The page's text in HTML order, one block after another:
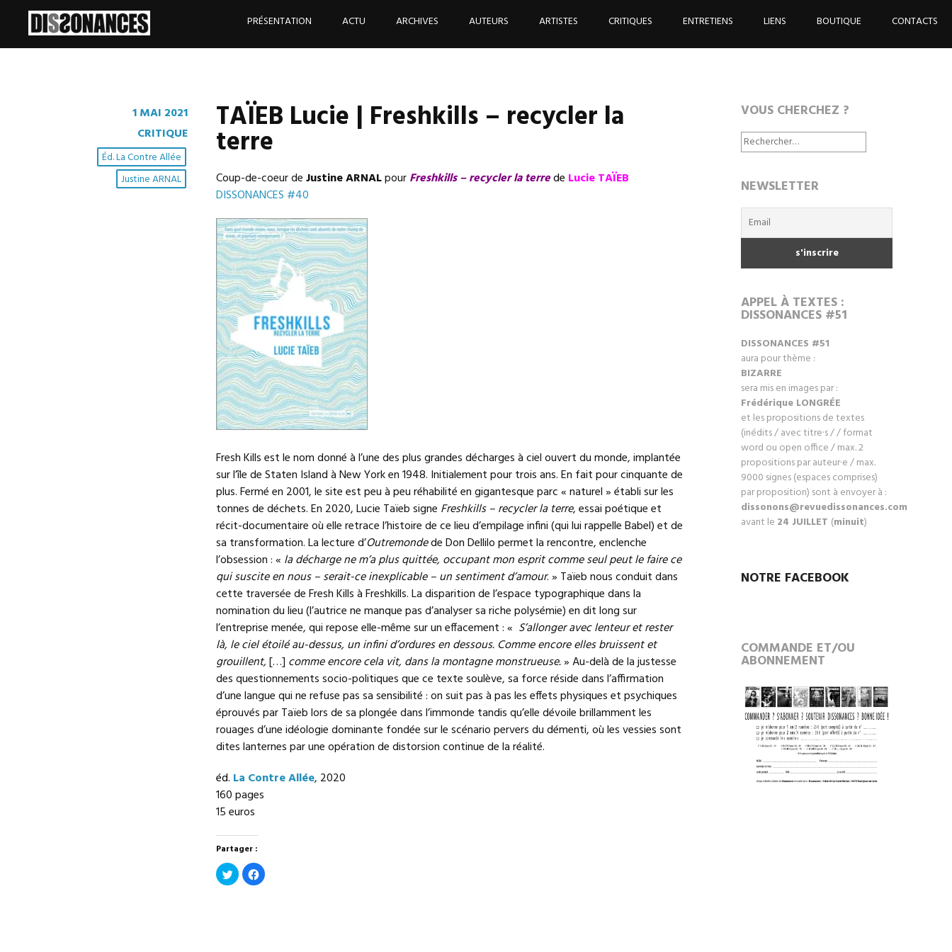
PRÉSENTATION ACTU ARCHIVES AUTEURS ARTISTES CRITIQUES ENTRETIENS LIENS BOUTIQUE CONTACTS
1 MAI 2021
CRITIQUE
Éd. La Contre Allée
Justine ARNAL
TAÏEB Lucie | Freshkills – recycler la
terre
Coup-de-coeur deJustine ARNALpourFreshkills – recycler la terrede Lucie TAÏEB
DISSONANCES #40
Fresh Kills est le nom donné à l’une des plus grandes décharges à ciel ouvert du monde, implantée
sur l’île de Staten Island à New York en 1948. Initialement pour trois ans. En fait pour cinquante de
plus. Fermé en 2001, le site est peu à peu réhabilité en gigantesque parc « naturel » établi sur les
tonnes de déchets. En 2020, Lucie Taïeb signe Freshkills – recycler la terre, essai poétique et
récit-documentaire où elle retrace l’histoire de ce lieu d’empilage infini (qui lui rappelle Babel) et de
sa transformation. La lecture d’Outremondede Don Dellilo permet la rencontre, enclenche
l’obsession : « la décharge ne m’a plus quittée, occupant mon esprit comme seul peut le faire ce
qui suscite en nous – serait-ce inexplicable – un sentiment d’amour. » Taïeb nous conduit dans
cette traversée de Fresh Kills à Freshkills. La disparition de l’espace typographique dans la
nomination du lieu (l’autrice ne manque pas d’analyser sa riche polysémie) en dit long sur
l’entreprise menée, qui repose elle-même sur un effacement : « S’allonger avec lenteur et rester
là, le ciel étoilé au-dessus, un infini d’ordures en dessous. Comme encore elles bruissent et
grouillent,[…] comme encore cela vit, dans la montagne monstrueuse.» Au-delà de la justesse
des questionnements socio-politiques que ce texte soulève, sa force réside dans l’affirmation
d’une langue qui ne refuse pas sa sensibilité : on suit pas à pas les effets physiques et psychiques
éprouvés par Taïeb lors de sa plongée dans l’immonde tandis qu’elle dévoile brillamment les
rouages d’une idéologie dominante fondée sur le scénario pervers du démenti, où les vessies sont
dites lanternes par une opération de distorsion continue de la réalité.
éd. La Contre Allée, 2020
160 pages
15 euros
Partager :
Cliquez
pour
partager
Cliquez
pour
VOUS CHERCHEZ ?
Rechercher :
NEWSLETTER
APPEL À TEXTES :
DISSONANCES #51
DISSONANCES #51
aura pour thème :
BIZARRE
sera mis en images par :
Frédérique LONGRÉE
et les propositions de textes
(inédits / avec titre·s / / format
word ou open office / max. 2
propositions par auteur·e / max.
9000 signes (espaces comprises)
par proposition) sont à envoyer à :
dissonons@revuedissonances.com
avant le 24 JUILLET (minuit)
NOTRE FACEBOOK
COMMANDE ET/OU
ABONNEMENT